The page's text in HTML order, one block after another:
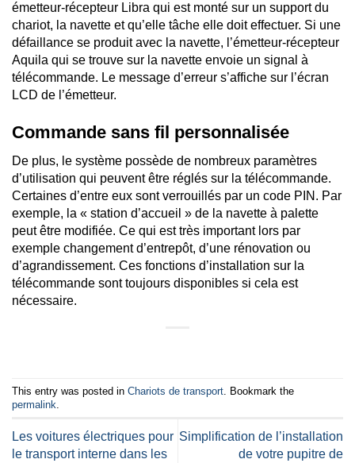
émetteur-récepteur Libra qui est monté sur un support du
chariot, la navette et qu’elle tâche elle doit effectuer. Si une
défaillance se produit avec la navette, l’émetteur-récepteur
Aquila qui se trouve sur la navette envoie un signal à
télécommande. Le message d’erreur s’affiche sur l’écran
LCD de l’émetteur.
Commande sans fil personnalisée
De plus, le système possède de nombreux paramètres
d’utilisation qui peuvent être réglés sur la télécommande.
Certaines d’entre eux sont verrouillés par un code PIN. Par
exemple, la « station d’accueil » de la navette à palette
peut être modifiée. Ce qui est très important lors par
exemple changement d’entrepôt, d’une rénovation ou
d’agrandissement. Ces fonctions d’installation sur la
télécommande sont toujours disponibles si cela est
nécessaire.
This entry was posted in Chariots de transport . Bookmark the
permalink
Les voitures électriques pour
le transport interne dans les
Simplification de l’installation
de votre pupitre de